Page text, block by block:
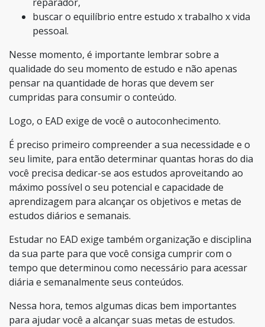
buscar o equilíbrio entre estudo x trabalho x vida
pessoal.
Nesse momento, é importante lembrar sobre a
qualidade do seu momento de estudo e não apenas
pensar na quantidade de horas que devem ser
cumpridas para consumir o conteúdo.
Logo, o EAD exige de você o autoconhecimento.
É preciso primeiro compreender a sua necessidade e o
seu limite, para então determinar quantas horas do dia
você precisa dedicar-se aos estudos aproveitando ao
máximo possível o seu potencial e capacidade de
aprendizagem para alcançar os objetivos e metas de
estudos diários e semanais.
Estudar no EAD exige também organização e disciplina
da sua parte para que você consiga cumprir com o
tempo que determinou como necessário para acessar
diária e semanalmente seus conteúdos.
Nessa hora, temos algumas dicas bem importantes
para ajudar você a alcançar suas metas de estudos.